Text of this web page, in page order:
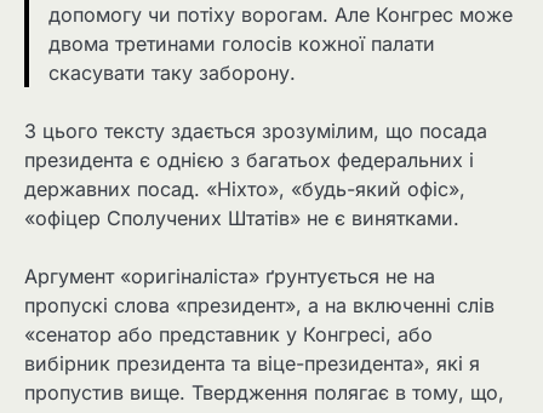
допомогу чи потіху ворогам. Але Конгрес може
двома третинами голосів кожної палати
скасувати таку заборону.
З цього тексту здається зрозумілим, що посада
президента є однією з багатьох федеральних і
державних посад. «Ніхто», «будь-який офіс»,
«офіцер Сполучених Штатів» не є винятками.
Аргумент «оригіналіста» ґрунтується не на
пропускі слова «президент», а на включенні слів
«сенатор або представник у Конгресі, або
вибірник президента та віце-президента», які я
пропустив вище. Твердження полягає в тому, що,